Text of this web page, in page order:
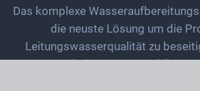
Das komplexe
die neuste Lösung um die
Leitungswasserqualität zu
System erhalten Sie 1,4